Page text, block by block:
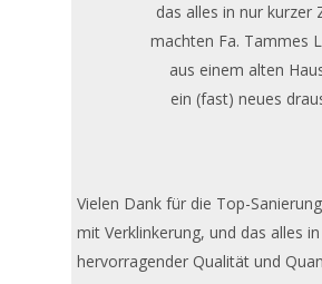
das alles in nur kurzer
machten Fa. Tammes
aus einem alten
ein (fast) neues
Vielen Dank für die Top-
mit Verklinkerung, und das alles in
hervorragender Qualität und